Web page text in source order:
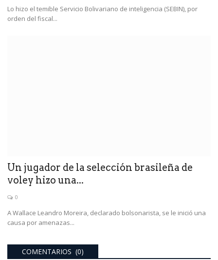
Lo hizo el temible Servicio Bolivariano de inteligencia (SEBIN), por
orden del fiscal...
Un jugador de la selección brasileña de
voley hizo una...
0
A Wallace Leandro Moreira, declarado bolsonarista, se le inició una
causa por amenazas...
COMENTARIOS (0)